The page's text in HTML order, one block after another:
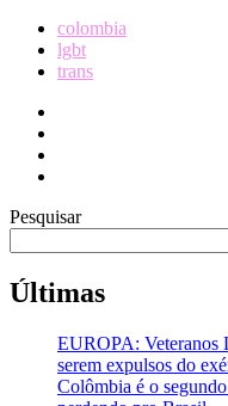
colombia
lgbt
trans
Pesquisar
Últimas
EUROPA: Veteranos
serem expulsos do
Colômbia é o